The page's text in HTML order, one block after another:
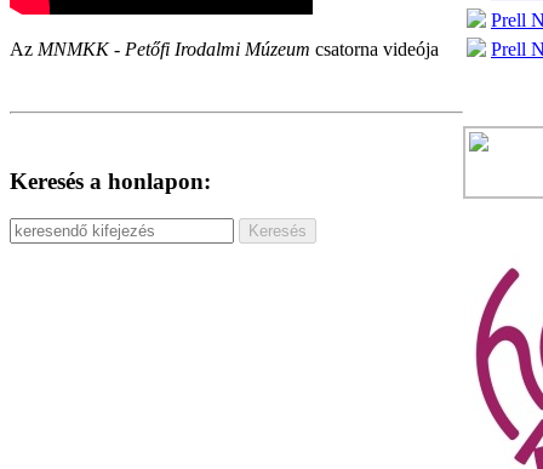
Az MNMKK - Petőfi Irodalmi Múzeum csatorna videója
Keresés a honlapon:
Prell
Prell